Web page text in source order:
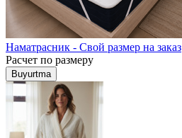
Наматрасник - Свой размер на заказ
Расчет по размеру
Buyurtma